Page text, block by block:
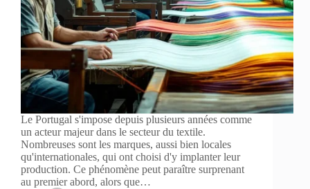
Le Portugal s'impose depuis plusieurs années comme
un acteur majeur dans le secteur du textile.
Nombreuses sont les marques, aussi bien locales
qu'internationales, qui ont choisi d'y implanter leur
production. Ce phénomène peut paraître surprenant
au premier abord, alors que…